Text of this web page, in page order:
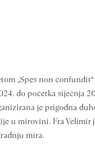
„Spes non
do početka siječnja
je prigodna
u mirovini. Fra Velimir
mira.